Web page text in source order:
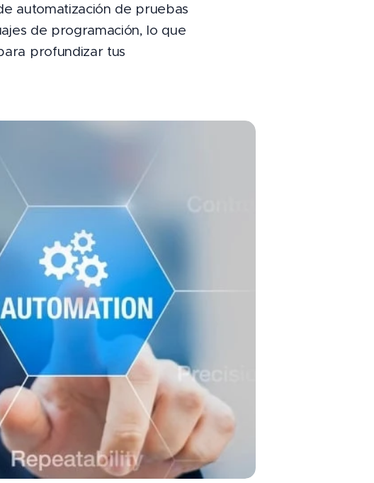
automatización de pruebas
de programación, lo que
profundizar tus